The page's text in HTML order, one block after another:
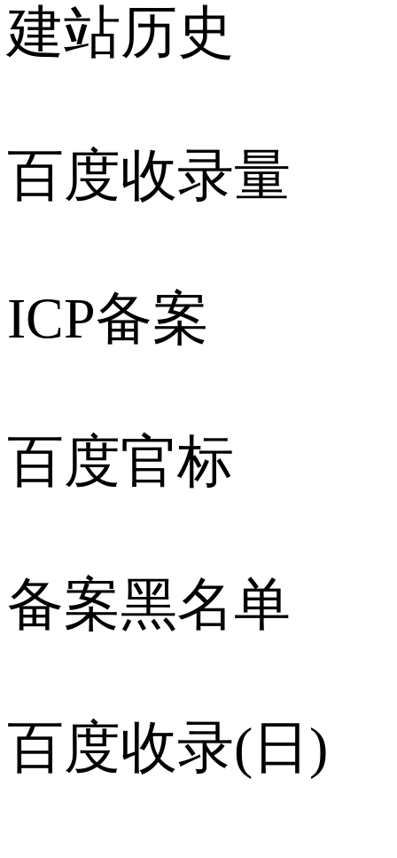
建站历史
百度收录量
ICP备案
百度官标
备案黑名单
百度收录(日)